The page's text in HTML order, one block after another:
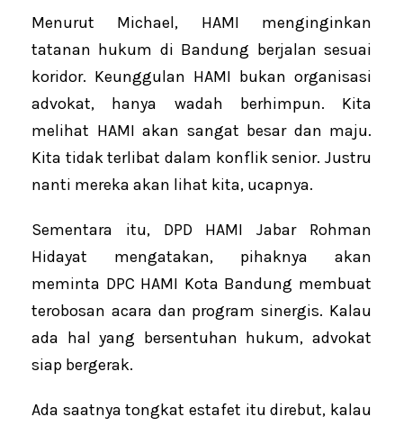
Menurut Michael, HAMI menginginkan
tatanan hukum di Bandung berjalan sesuai
koridor. Keunggulan HAMI bukan organisasi
advokat, hanya wadah berhimpun. Kita
melihat HAMI akan sangat besar dan maju.
Kita tidak terlibat dalam konflik senior. Justru
nanti mereka akan lihat kita, ucapnya.
Sementara itu, DPD HAMI Jabar Rohman
Hidayat mengatakan, pihaknya akan
meminta DPC HAMI Kota Bandung membuat
terobosan acara dan program sinergis. Kalau
ada hal yang bersentuhan hukum, advokat
siap bergerak.
Ada saatnya tongkat estafet itu direbut, kalau